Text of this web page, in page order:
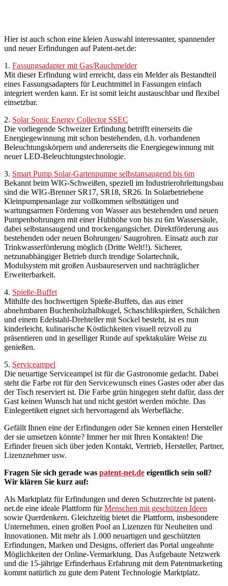
Hier ist auch schon eine kleien Auswahl interessanter, spannender
und neuer Erfindungen auf Patent-net.de:
1. Fassungsadapter mit Gas/Rauchmelder
Mit dieser Erfindung wird erreicht, dass ein Melder als Bestandteil
eines Fassungsadapters für Leuchtmittel in Fassungen einfach
integriert werden kann. Er ist somit leicht austauschbar und flexibel
einsetzbar.
2. Solar Sonic Energy Collector SSEC
Die vorliegende Schweizer Erfindung betrifft einerseits die
Energiegewinnung mit schon bestehenden, d.h. vorhandenen
Beleuchtungskörpern und andererseits die Energiegewinnung mit
neuer LED-Beleuchtungstechnologie.
3. Smart Pump Solar-Gartenpumpe selbstansaugend bis 6m
Bekannt beim WIG-Schweißen, speziell im Industrierohrleitungsbau
sind die WIG-Brenner SR17, SR18, SR26. In Solarbetriebene
Kleinpumpenanlage zur vollkommen selbsttätigen und
wartungsarmen Förderung von Wasser aus bestehenden und neuen
Pumpenbohrungen mit einer Hubhöhe von bis zu 6m Wassersäule,
dabei selbstansaugend und trockengangsicher. Direktförderung aus
bestehenden oder neuen Bohrungen/ Saugrohren. Einsatz auch zur
Trinkwasserförderung möglich (Dritte Welt!!). Sicherer,
netzunabhängiger Betrieb durch trendige Solartechnik,
Modulsystem mit großen Ausbaureserven und nachträglicher
Erweiterbarkeit.
4. Spieße-Buffet
Mithilfe des hochwertigen Spieße-Buffets, das aus einer
abnehmbaren Buchenholzhalbkugel, Schaschlikspießen, Schälchen
und einem Edelstahl-Drehteller mit Sockel besteht, ist es nun
kinderleicht, kulinarische Köstlichkeiten visuell reizvoll zu
präsentieren und in geselliger Runde auf spektakuläre Weise zu
genießen.
5. Serviceampel
Die neuartige Serviceampel ist für die Gastronomie gedacht. Dabei
steht die Farbe rot für den Servicewunsch eines Gastes oder aber das
der Tisch reserviert ist. Die Farbe grün hingegen steht dafür, dass der
Gast keinen Wunsch hat und nicht gestört werden möchte. Das
Einlegeetikett eignet sich hervorragend als Werbefläche.
Gefällt Ihnen eine der Erfindungen oder Sie kennen einen Hersteller
der sie umsetzen könnte? Immer her mit Ihren Kontakten! Die
Erfinder freuen sich über jeden Kontakt, Vertrieb, Hersteller, Partner,
Lizenznehmer usw.
Fragen Sie sich gerade was patent-net.de eigentlich sein soll?
Wir klären Sie kurz auf:
Als Marktplatz für Erfindungen und deren Schutzrechte ist patent-
net.de eine ideale Plattform fürMenschen mit geschützen Ideen
sowie Querdenkern. Gleichzeitig bietet die Plattform, insbesondere
Unternehmen, einen großen Pool an Lizenzen für Neuheiten und
Innovationen. Mit mehr als 1.000 neuartigen und geschützten
Erfindungen, Marken und Designs, offeriert das Portal ungeahnte
Möglichkeiten der Online-Vermarktung. Das Aufgebaute Netzwerk
und die 15-jährige Erfinderhaus Erfahrung mit dem Patentmarketing
kommt natürlich zu gute dem Patent Technologie Marktplatz.